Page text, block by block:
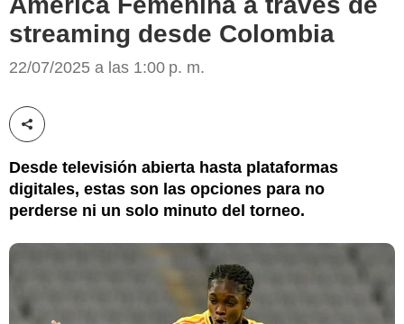
streaming desde Colombia
22/07/2025 a las 1:00 p. m.
Compartir esta noticia
Desde televisión abierta hasta plataformas
digitales, estas son las opciones para no
perderse ni un solo minuto del torneo.
Google